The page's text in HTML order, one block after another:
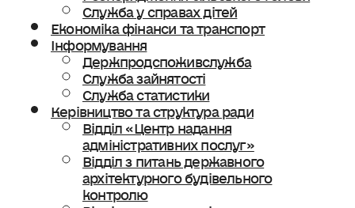
Служба у справах дітей
Економіка фінанси та транспорт
Інформування
Держпродспоживслужба
Служба зайнятості
Служба статистики
Керівництво та структура ради
Відділ «Центр надання
адміністративних послуг»
Відділ з питань державного
архітектурного будівельного
контролю